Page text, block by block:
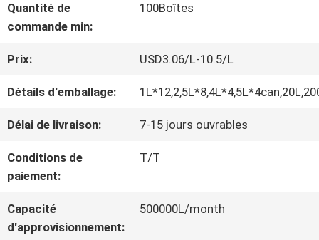
NOUS
D'USINE
CONTRÔLE
DE
LA
Quantité de
commande min:
100Boîtes
Prix: USD3.06/L-10.5/L
Détails d'emballage:
Délai de livraison: 7-15 jours ouvrables
Conditions de
paiement:
T/T
Capacité
d'approvisionnement:
500000L/month